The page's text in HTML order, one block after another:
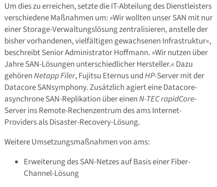
Um dies zu erreichen, setzte die IT-Abteilung des Dienstleisters
verschiedene Maßnahmen um: »Wir wollten unser SAN mit nur
einer Storage-Verwaltungslösung zentralisieren, anstelle der
bisher vorhandenen, vielfältigen gewachsenen Infrastruktur«,
beschreibt Senior Administrator Hoffmann. »Wir nutzen über
Jahre SAN-Lösungen unterschiedlicher Hersteller.« Dazu
gehörenNetapp Filer, Fujitsu Eternus undHP-Server mit der
Datacore SANsymphony. Zusätzlich agiert eine Datacore-
asynchrone SAN-Replikation über einenN-TECrapidCore-
Server ins Remote-Rechenzentrum des ams Internet-
Providers als Disaster-Recovery-Lösung.
Weitere Umsetzungsmaßnahmen von ams:
Erweiterung des SAN-Netzes auf Basis einer Fiber-
Channel-Lösung